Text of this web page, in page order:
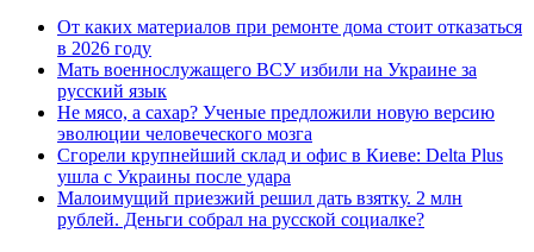
От каких материалов при ремонте дома стоит отказаться
в 2026 году
Мать военнослужащего ВСУ избили на Украине за
русский язык
Не мясо, а сахар? Ученые предложили новую версию
эволюции человеческого мозга
Сгорели крупнейший склад и офис в Киеве: Delta Plus
ушла с Украины после удара
Малоимущий приезжий решил дать взятку. 2 млн
рублей. Деньги собрал на русской социалке?